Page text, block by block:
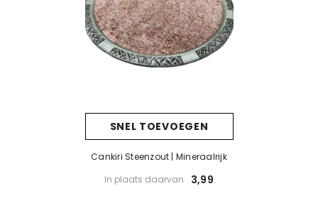
SNEL TOEVOEGEN
Cankiri Steenzout | Mineraalrijk
In plaats daarvan
3,99